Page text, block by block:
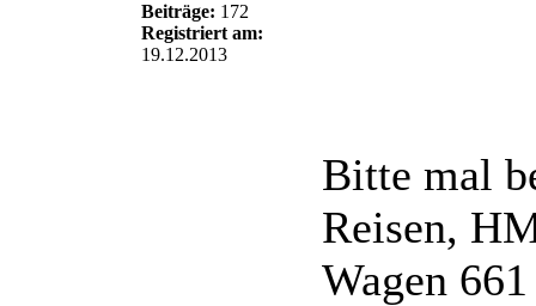
Beiträge: 172
Registriert am:
19.12.2013
Bitte mal
Reisen,
Wagen